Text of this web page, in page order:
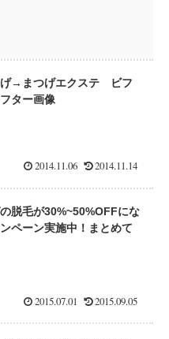
→まつげエクステ ビフ
ター画像
2014.11.06 2014.11.14
脱毛が30%~50%OFFにな
ペーン実施中！まとめて
2015.07.01 2015.09.05